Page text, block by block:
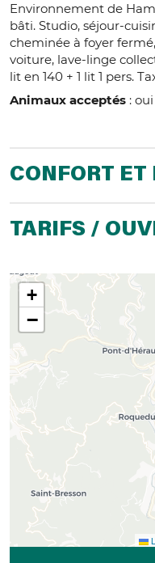
Environnement de
bâti. Studio, séjour-
cheminée à foyer
voiture, lave-linge
lit en 140 + 1 lit 1 pers.
Animaux acceptés : oui
CONFORT
TARIFS /
+
−